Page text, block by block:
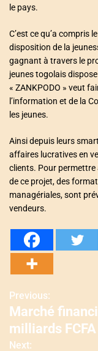
le pays.
C’est ce qu’a compris
disposition de la
gagnant à travers le
jeunes togolais
« ZANKPODO » veut
l’information et de la
les jeunes.
Ainsi depuis leurs
affaires lucratives en
clients. Pour permettre
de ce projet, des
managériales, sont
vendeurs.
N
a
v
Previous:
Marché
milliards FCFA
Next: